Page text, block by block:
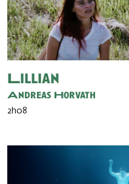
Lillian
Andreas Horvath
2h08